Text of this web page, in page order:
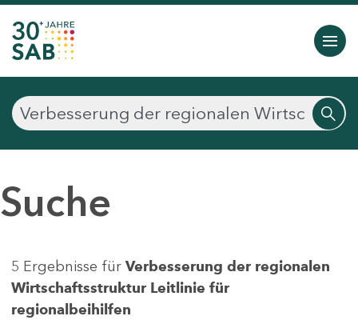
Suche
5 Ergebnisse für Verbesserung der regionalen
Wirtschaftsstruktur Leitlinie für
regionalbeihilfen